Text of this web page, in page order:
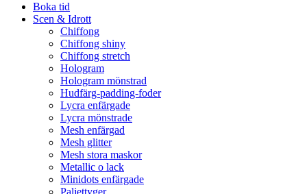
Boka tid
Scen & Idrott
Chiffong
Chiffong shiny
Chiffong stretch
Hologram
Hologram mönstrad
Hudfärg-padding-foder
Lycra enfärgade
Lycra mönstrade
Mesh enfärgad
Mesh glitter
Mesh stora maskor
Metallic o lack
Minidots enfärgade
Paljettyger